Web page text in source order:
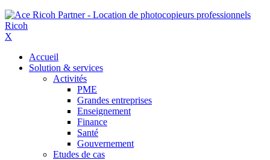
X
Accueil
Solution & services
Activités
PME
Grandes entreprises
Enseignement
Finance
Santé
Gouvernement
Etudes de cas